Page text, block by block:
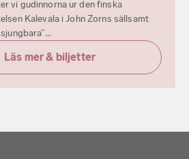
vi gudinnorna ur den finska
Kalevala i John Zorns sällsamt
Läs mer & biljetter